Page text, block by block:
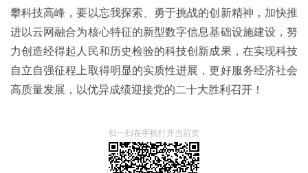
攀科技高峰，要以忘我探索、勇于挑战的创新精神，加快推
进以云网融合为核心特征的新型数字信息基础设施建设，努
力创造经得起人民和历史检验的科技创新成果，在实现科技
自立自强征程上取得明显的实质性进展，更好服务经济社会
高质量发展，以优异成绩迎接党的二十大胜利召开！
扫一扫在手机打开当前页